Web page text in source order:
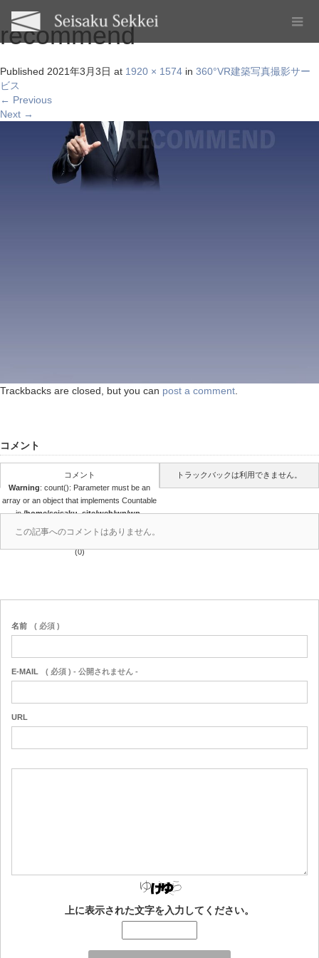
recommend
Published 2021年3月3日 at 1920 × 1574 in 360°VR建築写真撮影サー
ビス
← Previous
Next →
Trackbacks are closed, but you can post a comment
コメント
コメント
Warning: count(): Parameter must be an
array or an object that implements Countable
in/home/seisaku_site/web/wp/wp-
content/themes/seisaku/comments.php
39
(0)
トラックバックは利用できません。
この記事へのコメントはありません。
名前 ( 必須 )
E-MAIL ( 必須 ) - 公開されません -
URL
上に表示された文字を入力してください。